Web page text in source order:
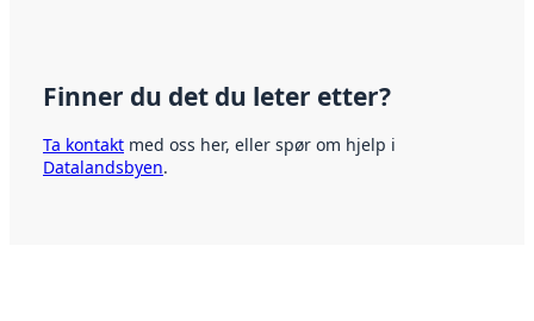
Finner du det du leter etter?
Ta kontakt med oss her, eller spør om hjelp i
Datalandsbyen.